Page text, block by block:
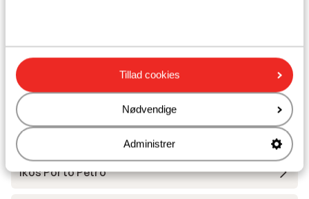
Tillad cookies
Nødvendige
Administrer
Afstand til nærmeste kiosk ca. 50 meter
Nærmeste restaurant ca. 250 meter
Rolig beliggenhed
Andre overnatningssteder i Mallorca
Ikos Porto Petro